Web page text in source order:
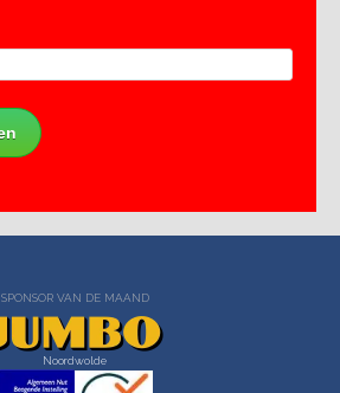
SPONSOR VAN DE MAAND
Noordwolde